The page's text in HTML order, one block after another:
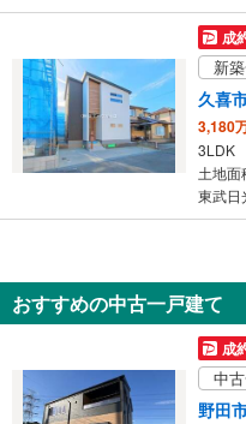
成
新
久喜
3,180
3LDK
土地面
東武日
久喜
2,630万
3LDK
土地面
東武
おすすめの中古一戸建て
成
中
野田